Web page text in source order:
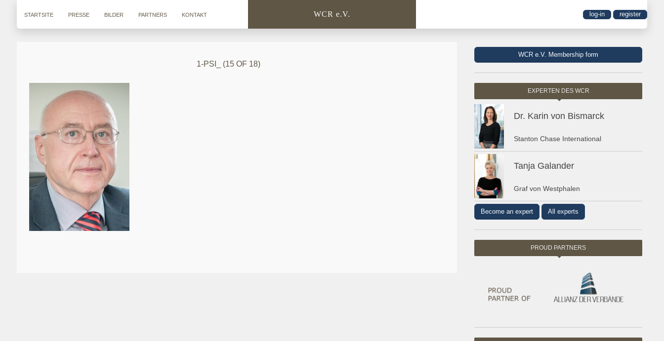
STARTSITE PRESSE BILDER PARTNERS KONTAKT WCR e.V. log-in register
1-PSI_ (15 OF 18)
WCR e.V. Membership form
EXPERTEN DES WCR
Dr. Karin von Bismarck
Stanton Chase International
Tanja Galander
Graf von Westphalen
Become an expert All experts
PROUD PARTNERS